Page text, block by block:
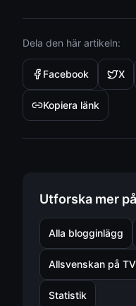
Dela den här artikeln:
Facebook X
Kopiera länk
Utforska mer
Alla blogginlägg
Allsvenskan på TV
Statistik